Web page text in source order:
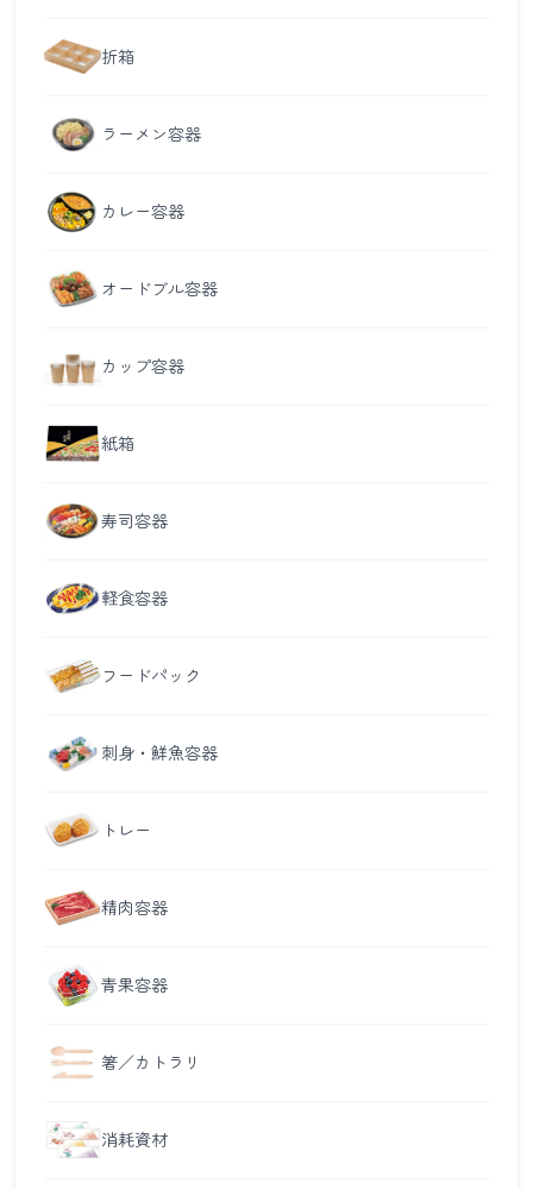
折箱
ラーメン容器
カレー容器
オードブル容器
カップ容器
紙箱
寿司容器
軽食容器
フードパック
刺身・鮮魚容器
トレー
精肉容器
青果容器
箸／カトラリ
消耗資材